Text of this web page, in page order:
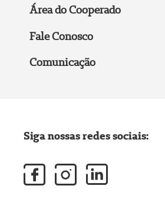
Área do Cooperado
Fale Conosco
Comunicação
Siga nossas redes sociais: